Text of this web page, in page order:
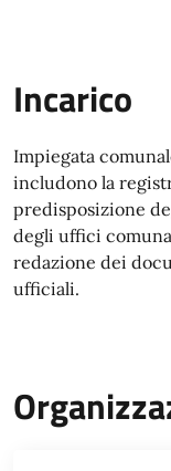
Incarico
Impiegata
includono la
predisposizione
degli uffici
redazione dei
ufficiali.